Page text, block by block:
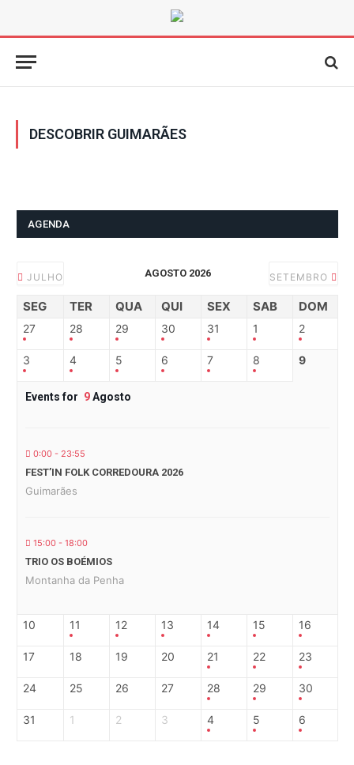
DESCOBRIR GUIMARÃES
AGENDA
JULHO AGOSTO 2026 SETEMBRO
SEG TER QUA QUI SEX SAB DOM
27 28 29 30 31 1 2
3 4 5 6 7 8 9
Events for 9Agosto
0:00 - 23:55
FEST’IN FOLK CORREDOURA 2026
Guimarães
15:00 - 18:00
TRIO OS BOÉMIOS
Montanha da Penha
10 11 12 13 14 15 16
17 18 19 20 21 22 23
24 25 26 27 28 29 30
31 1 2 3 4 5 6